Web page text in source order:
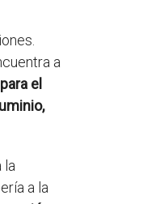
a
el
la
a la